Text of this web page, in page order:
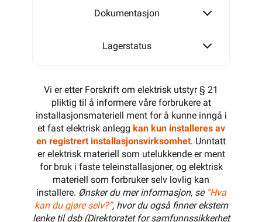
Dokumentasjon
Lagerstatus
Vi er etter Forskrift om elektrisk utstyr § 21
pliktig til å informere våre forbrukere at
installasjonsmateriell ment for å kunne inngå i
et fast elektrisk anlegg kan kun installeres av
en registrert installasjonsvirksomhet. Unntatt
er elektrisk materiell som utelukkende er ment
for bruk i faste teleinstallasjoner, og elektrisk
materiell som forbruker selv lovlig kan
installere. Ønsker du mer informasjon, se ”Hva
kan du gjøre selv?”, hvor du også finner ekstern
lenke til dsb (Direktoratet for samfunnssikkerhet